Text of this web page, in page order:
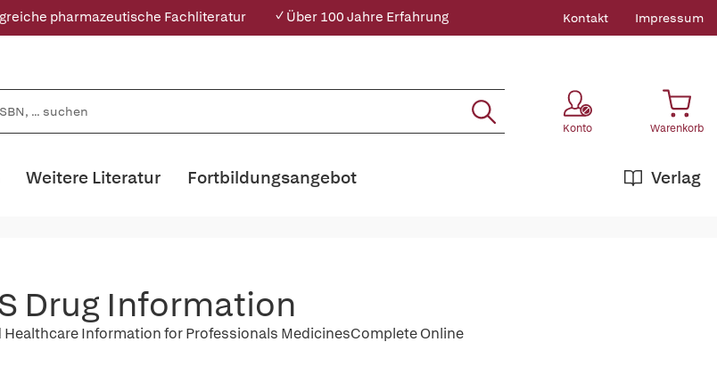
pharmazeutische Fachliteratur ✓ Über 100 Jahre Erfahrung Kontakt Impressum
Konto Warenkorb
Weitere Literatur Verlag
Fortbildungsangebot
Drug Information
Healthcare Information for Professionals MedicinesComplete Online